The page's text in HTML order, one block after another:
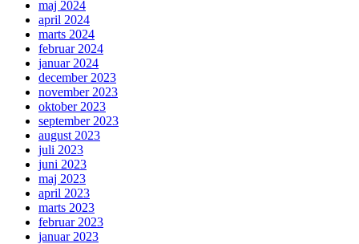
maj 2024
april 2024
marts 2024
februar 2024
januar 2024
december 2023
november 2023
oktober 2023
september 2023
august 2023
juli 2023
juni 2023
maj 2023
april 2023
marts 2023
februar 2023
januar 2023